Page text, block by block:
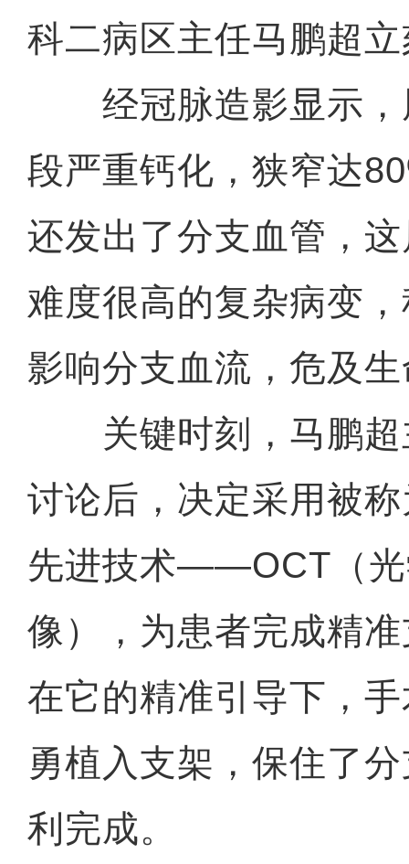
科二病区主任马鹏超
经冠脉造影显示，
段严重钙化，狭窄达
还发出了分支血管，
难度很高的复杂病变
影响分支血流，危及
关键时刻，马鹏超
讨论后，决定采用被称
先进技术——OCT（光
像），为患者完成精
在它的精准引导下，
勇植入支架，保住了
利完成。